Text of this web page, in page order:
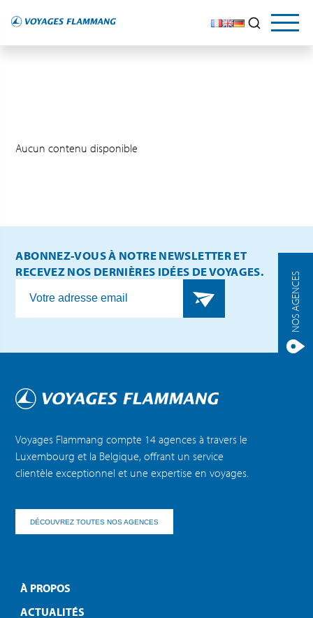
NOS AGENCES
Aucun contenu disponible
ABONNEZ-VOUS À NOTRE NEWSLETTER ET
RECEVEZ NOS DERNIÈRES IDÉES DE VOYAGES.
Voyages Flammang compte 14 agences à travers le
Luxembourg et la Belgique, offrant un service
clientèle exceptionnel et une expertise en voyages.
DÉCOUVREZ TOUTES NOS AGENCES
À PROPOS
ACTUALITÉS